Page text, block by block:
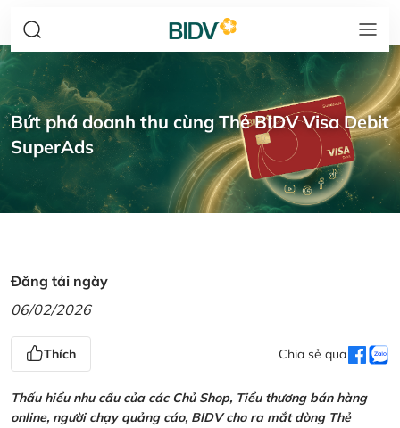
Bứt phá doanh thu cùng Thẻ BIDV Visa Debit
SuperAds
Đăng tải ngày
06/02/2026
Thích Chia sẻ qua
Thấu hiểu nhu cầu của các Chủ Shop, Tiểu thương bán hàng
online, người chạy quảng cáo, BIDV cho ra mắt dòng Thẻ